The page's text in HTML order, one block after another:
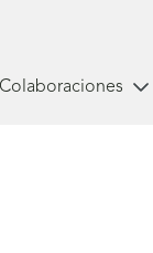
Colaboraciones